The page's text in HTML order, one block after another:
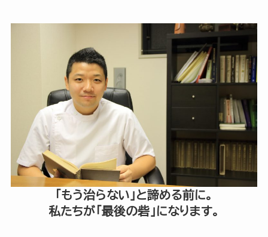
「もう治らない」と諦める前に。
私たちが「最後の砦」になります。